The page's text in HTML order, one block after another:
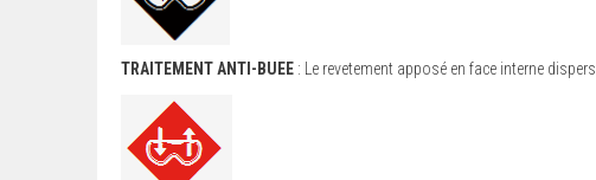
TRAITEMENT ANTI-BUEE : Le revetement apposé en face interne